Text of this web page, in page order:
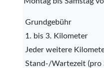
Grundgebühr
1. bis 3. Kilometer
Jeder weitere
Stand-/Wartezeit (pro